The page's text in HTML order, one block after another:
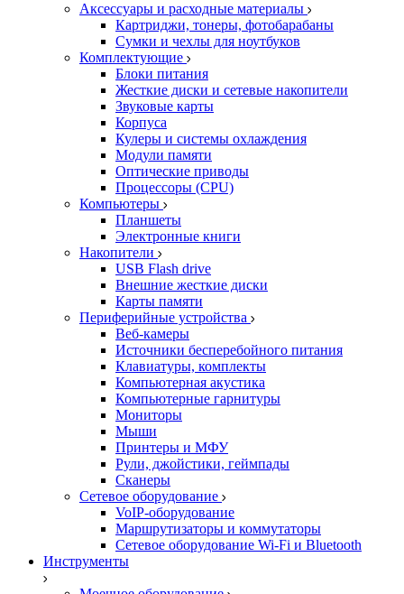
Аксессуары и расходные материалы
Картриджи, тонеры, фотобарабаны
Сумки и чехлы для ноутбуков
Комплектующие
Блоки питания
Жесткие диски и сетевые накопители
Звуковые карты
Корпуса
Кулеры и системы охлаждения
Модули памяти
Оптические приводы
Процессоры (CPU)
Компьютеры
Планшеты
Электронные книги
Накопители
USB Flash drive
Внешние жесткие диски
Карты памяти
Периферийные устройства
Веб-камеры
Источники бесперебойного питания
Клавиатуры, комплекты
Компьютерная акустика
Компьютерные гарнитуры
Мониторы
Мыши
Принтеры и МФУ
Рули, джойстики, геймпады
Сканеры
Сетевое оборудование
VoIP-оборудование
Маршрутизаторы и коммутаторы
Сетевое оборудование Wi-Fi и Bluetooth
Инструменты